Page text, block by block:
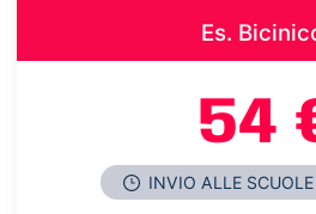
Es.
54
INVIO ALLE